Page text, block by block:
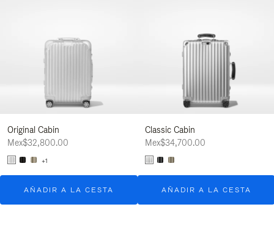
Original Cabin
Mex$32,800.00
+1
AÑADIR A LA CESTA
Classic Cabin
Mex$34,700.00
AÑADIR A LA CESTA